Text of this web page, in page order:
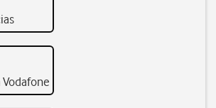
Vodafone